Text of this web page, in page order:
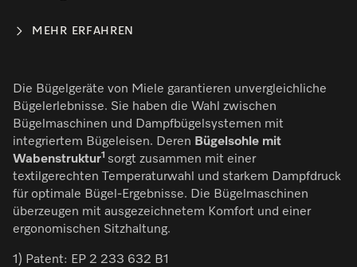
MEHR ERFAHREN
Die Bügelgeräte von Miele garantieren unvergleichliche
Bügelerlebnisse. Sie haben die Wahl zwischen
Bügelmaschinen und Dampfbügelsystemen mit
integriertem Bügeleisen. Deren Bügelsohle mit
Wabenstruktur1 sorgt zusammen mit einer
textilgerechten Temperaturwahl und starkem Dampfdruck
für optimale Bügel-Ergebnisse. Die Bügelmaschinen
überzeugen mit ausgezeichnetem Komfort und einer
ergonomischen Sitzhaltung.
1) Patent: EP 2 233 632 B1